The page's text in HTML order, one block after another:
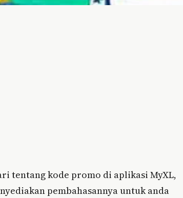
tentang kode promo di aplikasi MyXL,
pembahasannya untuk anda